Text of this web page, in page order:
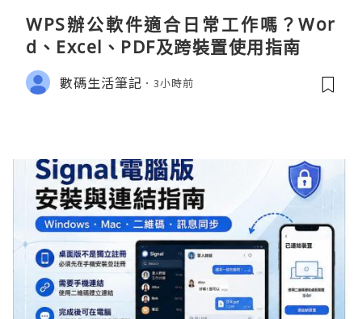
WPS辦公軟件適合日常工作嗎？Wor
d、Excel、PDF及跨裝置使用指南
數碼生活筆記 3小時前